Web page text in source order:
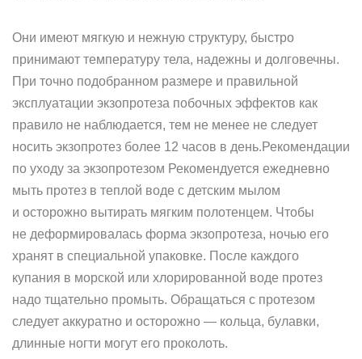
Они имеют мягкую и нежную структуру, быстро
принимают температуру тела, надежны и долговечны.
При точно подобранном размере и правильной
эксплуатации экзопротеза побочных эффектов как
правило не наблюдается, тем не менее не следует
носить экзопротез более 12 часов в день.Рекомендации
по уходу за экзопротезом Рекомендуется ежедневно
мыть протез в теплой воде с детским мылом
и осторожно вытирать мягким полотенцем. Чтобы
не деформировалась форма экзопротеза, ночью его
хранят в специальной упаковке. После каждого
купания в морской или хлорированной воде протез
надо тщательно промыть. Обращаться с протезом
следует аккуратно и осторожно — кольца, булавки,
длинные ногти могут его проколоть.